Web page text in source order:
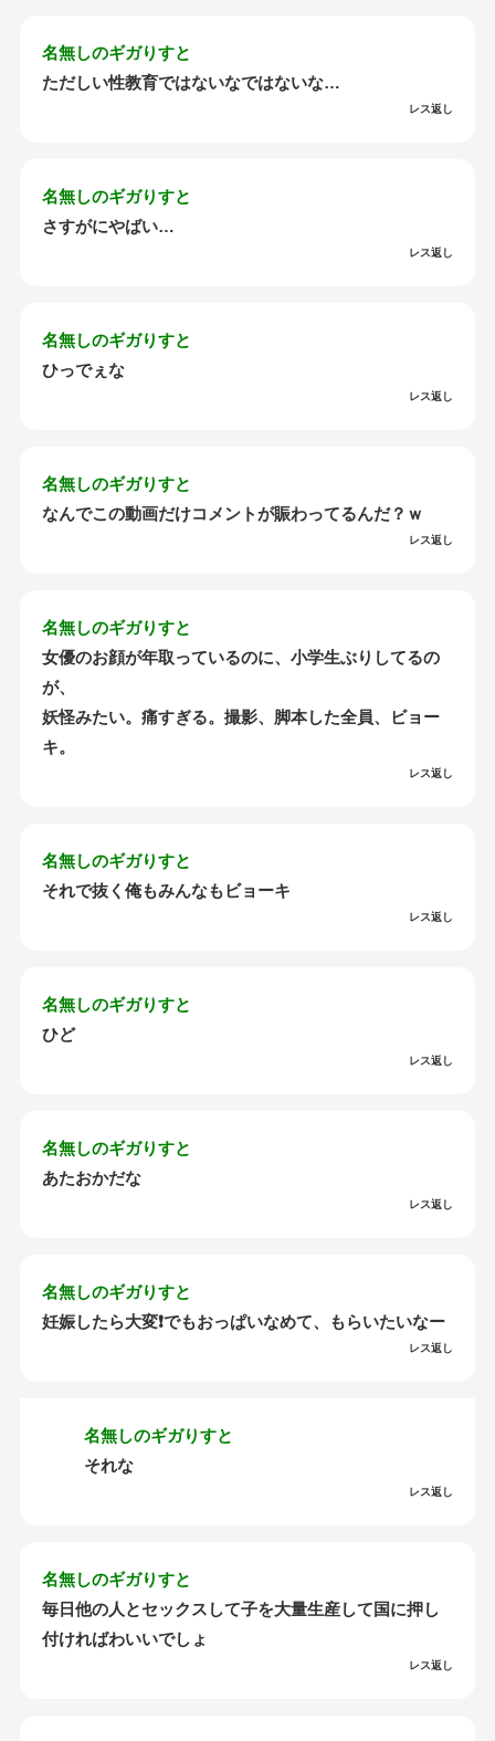
名無しのギガりすと
ただしい性教育ではないなではないな…
レス返し
名無しのギガりすと
さすがにやばい…
レス返し
名無しのギガりすと
ひっでぇな
レス返し
名無しのギガりすと
なんでこの動画だけコメントが賑わってるんだ？ｗ
レス返し
名無しのギガりすと
女優のお顔が年取っているのに、小学生ぶりしてるの
が、
妖怪みたい。痛すぎる。撮影、脚本した全員、ビョー
キ。
レス返し
名無しのギガりすと
それで抜く俺もみんなもビョーキ
レス返し
名無しのギガりすと
ひど
レス返し
名無しのギガりすと
あたおかだな
レス返し
名無しのギガりすと
妊娠したら大変❗️でもおっぱいなめて、もらいたいなー
レス返し
名無しのギガりすと
それな
レス返し
名無しのギガりすと
毎日他の人とセックスして子を大量生産して国に押し
付ければわいいでしょ
レス返し